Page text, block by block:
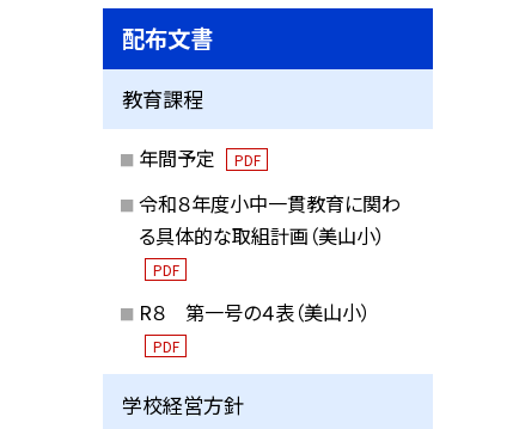
配布文書
教育課程
年間予定 PDF
令和８年度小中一貫教育に関わ
る具体的な取組計画（美山小）
PDF
R８ 第一号の４表（美山小）
PDF
学校経営方針